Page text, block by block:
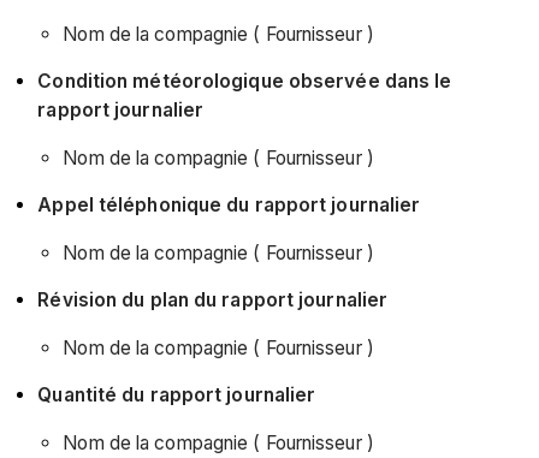
Nom de la compagnie ( Fournisseur )
Condition météorologique observée dans le
rapport journalier
Nom de la compagnie ( Fournisseur )
Appel téléphonique du rapport journalier
Nom de la compagnie ( Fournisseur )
Révision du plan du rapport journalier
Nom de la compagnie ( Fournisseur )
Quantité du rapport journalier
Nom de la compagnie ( Fournisseur )